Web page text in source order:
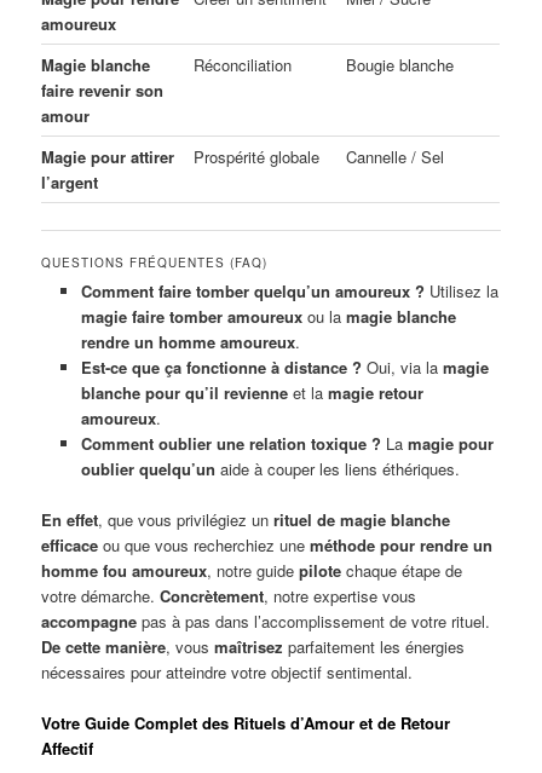
amoureux
Magie blanche
faire revenir son
amour
Réconciliation Bougie blanche
Magie pour attirer
l’argent
Prospérité globale Cannelle / Sel
QUESTIONS FRÉQUENTES (FAQ)
Comment faire tomber quelqu’un amoureux ? Utilisez la
magie faire tomber amoureuxou la magie blanche
rendre un homme amoureux.
Est-ce que ça fonctionne à distance ? Oui, via la magie
blanche pour qu’il revienneet la magie retour
amoureux.
Comment oublier une relation toxique ? La magie pour
oublier quelqu’un aide à couper les liens éthériques.
En effet, que vous privilégiez unrituel de magie blanche
efficace ou que vous recherchiez uneméthode pour rendre un
homme fou amoureux, notre guidepilote chaque étape de
votre démarche.Concrètement, notre expertise vous
accompagne pas à pas dans l’accomplissement de votre rituel.
De cette manière, vousmaîtrisez parfaitement les énergies
nécessaires pour atteindre votre objectif sentimental.
Votre Guide Complet des Rituels d’Amour et de Retour
Affectif